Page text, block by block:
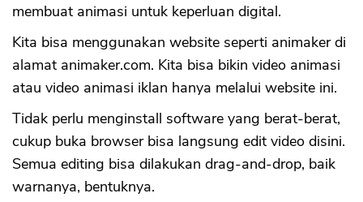
membuat animasi untuk keperluan digital.
Kita bisa menggunakan website seperti animaker di
alamat animaker.com. Kita bisa bikin video animasi
atau video animasi iklan hanya melalui website ini.
Tidak perlu menginstall software yang berat-berat,
cukup buka browser bisa langsung edit video disini.
Semua editing bisa dilakukan drag-and-drop, baik
warnanya, bentuknya.